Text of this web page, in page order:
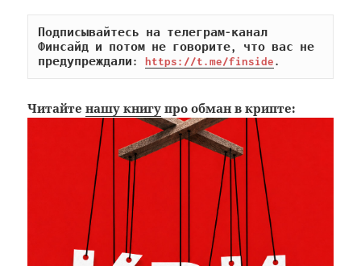
Подписывайтесь на телеграм-канал
Финсайд и потом не говорите, что вас не
предупреждали: https://t.me/finside.
Читайтенашу книгу про обман в крипте: